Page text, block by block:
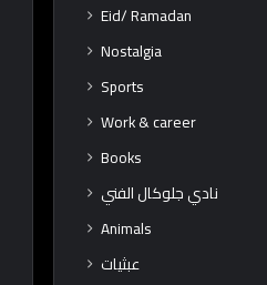
Eid/ Ramadan
Nostalgia
Sports
Work & career
Books
نادي جلوكال الفني
Animals
عبثيات